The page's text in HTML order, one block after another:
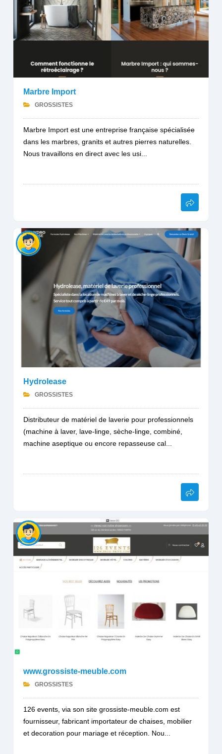
Marbre Import
GROSSISTES
Marbre Import est une entreprise française spécialisée
dans les marbres, granits et autres pierres naturelles.
Nous travaillons en direct avec les usi...
Hydrolease
GROSSISTES
Distributeur de matériel de laverie pour professionnels
(machine à laver, lave-linge, sèche-linge, combiné,
machine aseptique ou encore repasseuse cal...
www.grossiste-meuble.com
GROSSISTES
126 events, via son site grossiste-meuble.com est
fournisseur, fabricant importateur de chaises, mobilier
et decoration pour mariage et réception. Nou...